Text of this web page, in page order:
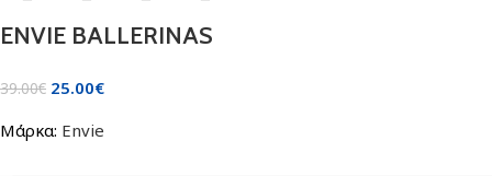
ENVIE BALLERINAS
39.00€ 25.00€
Μάρκα: Envie